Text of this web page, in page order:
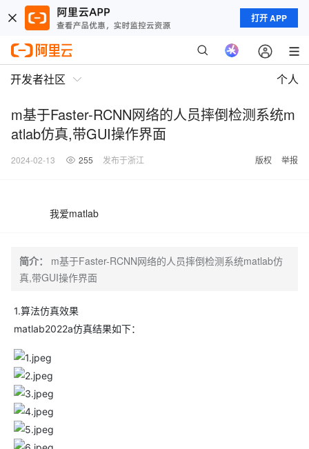
打开 APP
开发者社区 个人
m基于Faster-RCNN网络的人员摔倒检测系统m
atlab仿真,带GUI操作界面
2024-02-13 255 发布于浙江 版权 举报
我爱matlab
简介：
m基于Faster-RCNN网络的人员摔倒检测系统matlab仿
真,带GUI操作界面
1.算法仿真效果
matlab2022a仿真结果如下：